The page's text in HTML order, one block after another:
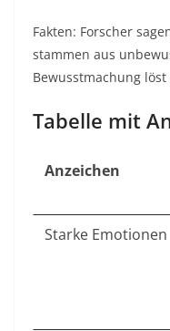
Fakten: Forscher
stammen aus
Bewusstmachung löst
Tabelle mit
Anzeichen
Starke Emotionen